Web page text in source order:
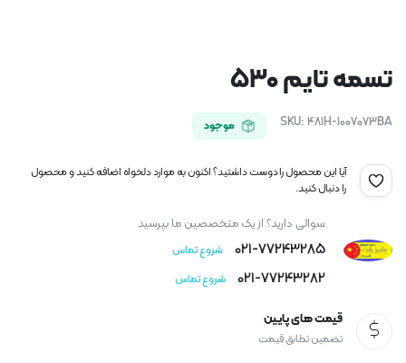
تسمه تایم ۵۳۰
SKU: 481H-1007073BA موجود
آیا این محصول را دوست داشتید؟ اکنون به موارد دلخواه اضافه کنید و محصول
را دنبال کنید.
سوالی دارید؟ از یک متخصصین ما بپرسید
021-77243285 شروع تماس
021-77243282 شروع تماس
قیمت های پایین
تضمین تطابق قیمت